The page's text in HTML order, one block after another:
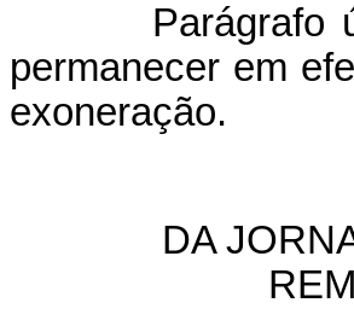
Parágrafo
permanecer em
exoneração.
DA